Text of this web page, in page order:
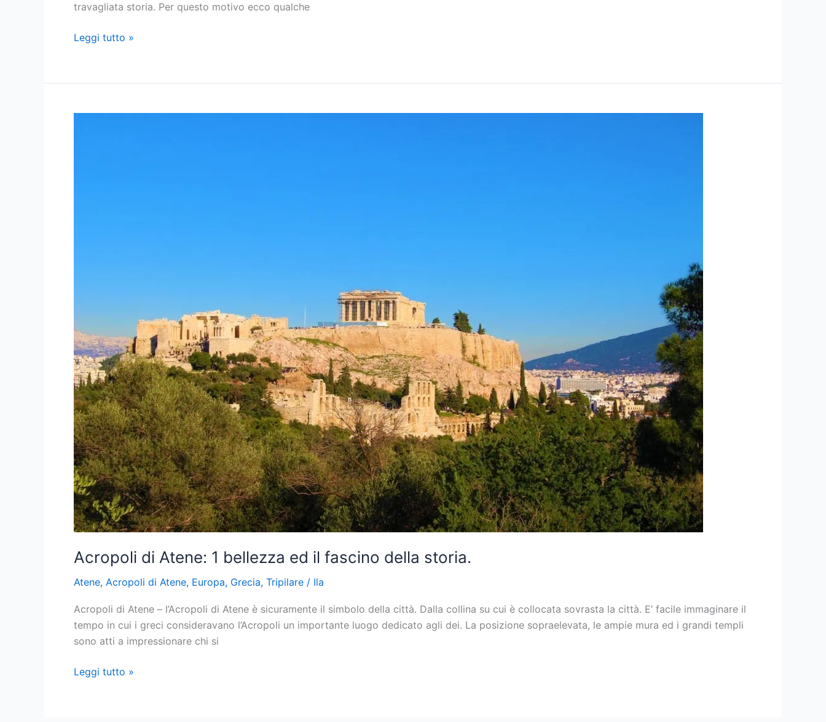
travagliata storia. Per questo motivo ecco qualche
Il
Atene
fascino,
Leggi tutto »
Acropoli di Atene: 1 bellezza ed il fascino della storia.
Atene, Acropoli di Atene, Europa, Grecia, Tripilare / Ila
Acropoli di Atene – l’Acropoli di Atene è sicuramente il simbolo della città. Dalla collina su cui è collocata sovrasta la città. E’ facile immaginare il
tempo in cui i greci consideravano l’Acropoli un importante luogo dedicato agli dei. La posizione sopraelevata, le ampie mura ed i grandi templi
sono atti a impressionare chi si
Acropoli
Leggi tutto »